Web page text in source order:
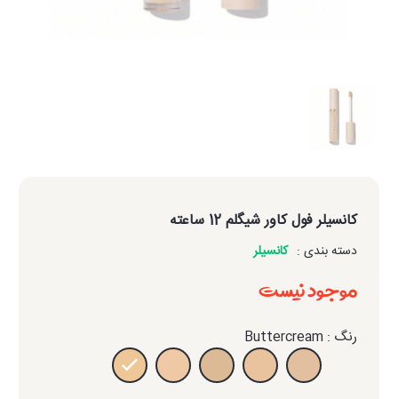
کانسیلر فول کاور شیگلم 12 ساعته
دسته بندی : کانسیلر
موجود نیست
رنگ : Buttercream